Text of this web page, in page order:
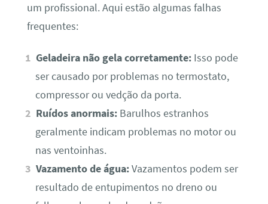
um profissional. Aqui estão algumas falhas
frequentes:
Geladeira não gela corretamente: Isso pode
ser causado por problemas no termostato,
compressor ou vedção da porta.
Ruídos anormais: Barulhos estranhos
geralmente indicam problemas no motor ou
nas ventoinhas.
Vazamento de água:Vazamentos podem ser
resultado de entupimentos no dreno ou